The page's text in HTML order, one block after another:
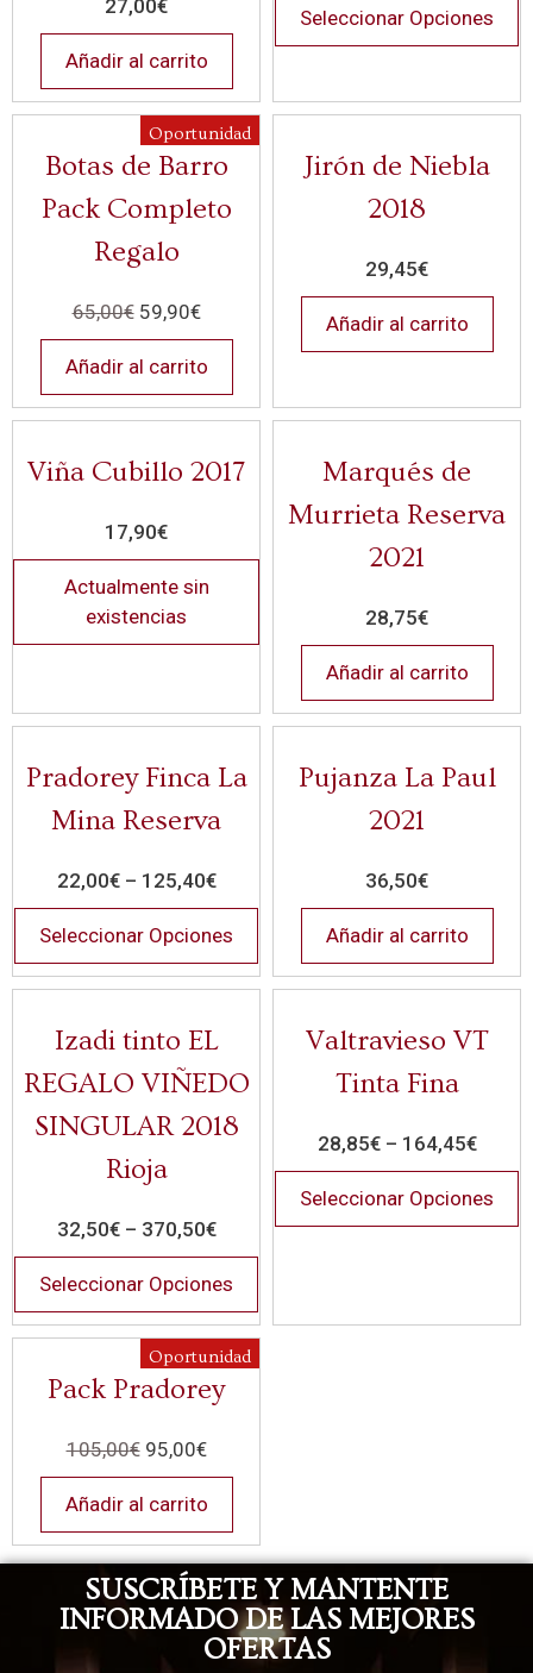
27,00€
Añadir al carrito
Seleccionar Opciones
Oportunidad
Botas de Barro
Pack Completo
Regalo
65,00€ 59,90€
Añadir al carrito
Jirón de Niebla
2018
29,45€
Añadir al carrito
Viña Cubillo 2017
17,90€
Actualmente sin
existencias
Marqués de
Murrieta Reserva
2021
28,75€
Añadir al carrito
Pradorey Finca La
Mina Reserva
22,00€– 125,40€
Seleccionar Opciones
Pujanza La Paul
2021
36,50€
Añadir al carrito
Izadi tinto EL
REGALO VIÑEDO
SINGULAR 2018
Rioja
32,50€– 370,50€
Seleccionar Opciones
Valtravieso VT
Tinta Fina
28,85€– 164,45€
Seleccionar Opciones
Oportunidad
Pack Pradorey
105,00€ 95,00€
Añadir al carrito
SUSCRÍBETE Y MANTENTE
INFORMADO DE LAS MEJORES
OFERTAS